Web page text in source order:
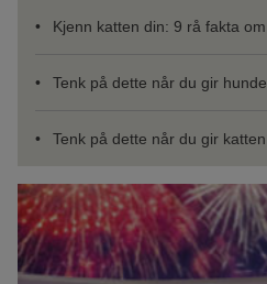
Kjenn katten din: 9 rå fakta
Tenk på dette når du gir
Tenk på dette når du gir